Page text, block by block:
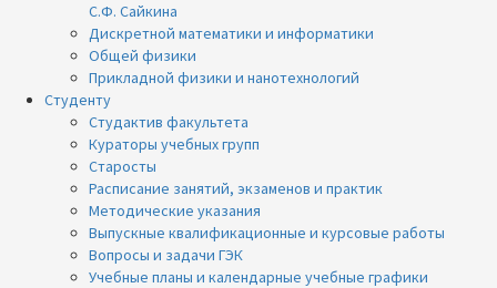
С.Ф. Сайкина
Дискретной математики и информатики
Общей физики
Прикладной физики и нанотехнологий
Студенту
Студактив факультета
Кураторы учебных групп
Старосты
Расписание занятий, экзаменов и практик
Методические указания
Выпускные квалификационные и курсовые работы
Вопросы и задачи ГЭК
Учебные планы и календарные учебные графики